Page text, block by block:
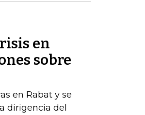
en
sobre
en Rabat y se
dirigencia del